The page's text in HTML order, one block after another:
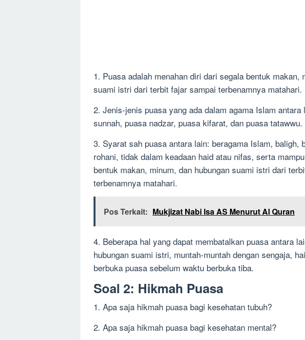
1. Puasa adalah menahan diri dari segala bentuk makan,
suami istri dari terbit fajar sampai terbenamnya matahari.
2. Jenis-jenis puasa yang ada dalam agama Islam
sunnah, puasa nadzar, puasa kifarat, dan puasa tatawwu.
3. Syarat sah puasa antara lain: beragama Islam, baligh,
rohani, tidak dalam keadaan haid atau nifas, serta
bentuk makan, minum, dan hubungan suami istri dari
terbenamnya matahari.
Pos Terkait: Mukjizat Nabi Isa AS Menurut Al Quran
4. Beberapa hal yang dapat membatalkan puasa antara
hubungan suami istri, muntah-muntah dengan sengaja,
berbuka puasa sebelum waktu berbuka tiba.
Soal 2: Hikmah Puasa
1. Apa saja hikmah puasa bagi kesehatan tubuh?
2. Apa saja hikmah puasa bagi kesehatan mental?